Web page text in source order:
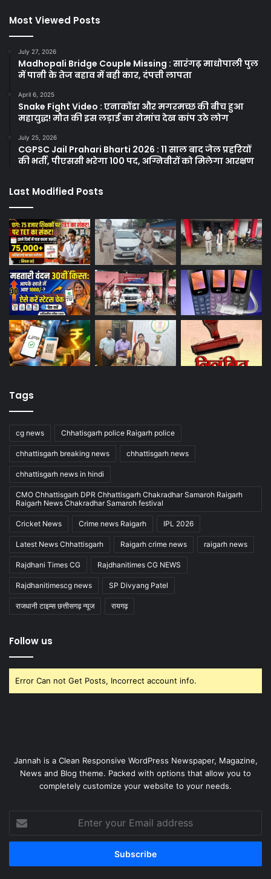
Most Viewed Posts
July 27, 2026
Madhopali Bridge Couple Missing : सारंगढ़ माधोपाली पुल
में पानी के तेज बहाव में बही कार, दंपत्ती लापता
April 6, 2025
Snake Fight Video : एनाकोंडा और मगरमच्छ की बीच हुआ
महायुद्ध! मौत की इस लड़ाई का रोमांच देख कांप उठे लोग
July 25, 2026
CGPSC Jail Prahari Bharti 2026 : 11 साल बाद जेल प्रहरियों
की भर्ती, पीएससी भरेगा 100 पद, अग्निवीरों को मिलेगा आरक्षण
Last Modified Posts
Tags
cg news Chhatisgarh police Raigarh police
chhattisgarh breaking news chhattisgarh news
chhattisgarh news in hindi
CMO Chhattisgarh DPR Chhattisgarh Chakradhar Samaroh Raigarh
Raigarh News Chakradhar Samaroh festival
Cricket News Crime news Raigarh IPL 2026
Latest News Chhattisgarh Raigarh crime news raigarh news
Rajdhani Times CG Rajdhanitimes CG NEWS
Rajdhanitimescg news SP Divyang Patel
राजधानी टाइम्स छत्तीसगढ़ न्यूज रायगढ़
Follow us
Error Can not Get Posts, Incorrect account info.
Jannah is a Clean Responsive WordPress Newspaper, Magazine,
News and Blog theme. Packed with options that allow you to
completely customize your website to your needs.
your
Email